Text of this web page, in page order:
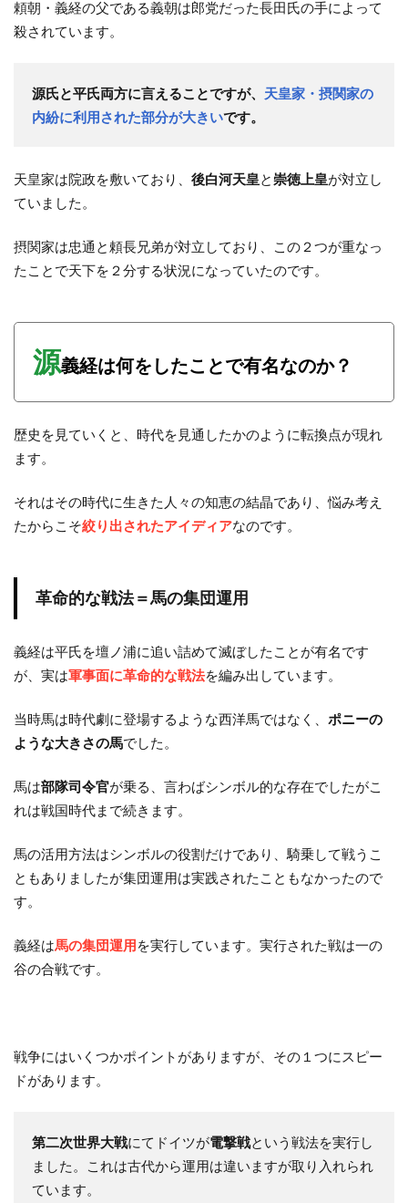
頼朝・義経の父である義朝は郎党だった長田氏の手によって
殺されています。
源氏と平氏両方に言えることですが、 天皇家・摂関家の
内紛に利用された部分が大きいです。
天皇家は院政を敷いており、 後白河天皇と崇徳上皇が対立し
ていました。
摂関家は忠通と頼長兄弟が対立しており、この２つが重なっ
たことで天下を２分する状況になっていたのです。
源義経は何をしたことで有名なのか？
歴史を見ていくと、時代を見通したかのように転換点が現れ
ます。
それはその時代に生きた人々の知恵の結晶であり、悩み考え
たからこそ絞り出されたアイディアなのです。
革命的な戦法＝馬の集団運用
義経は平氏を壇ノ浦に追い詰めて滅ぼしたことが有名です
が、実は軍事面に革命的な戦法を編み出しています。
当時馬は時代劇に登場するような西洋馬ではなく、 ポニーの
ような大きさの馬でした。
馬は部隊司令官が乗る、言わばシンボル的な存在でしたがこ
れは戦国時代まで続きます。
馬の活用方法はシンボルの役割だけであり、騎乗して戦うこ
ともありましたが集団運用は実践されたこともなかったので
す。
義経は馬の集団運用を実行しています。実行された戦は一の
谷の合戦です。
戦争にはいくつかポイントがありますが、その１つにスピー
ドがあります。
第二次世界大戦にてドイツが電撃戦という戦法を実行し
ました。これは古代から運用は違いますが取り入れられ
ています。